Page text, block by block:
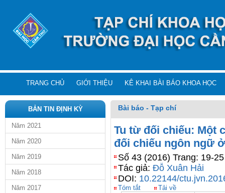
TRANG CHỦ GIỚI THIỆU KÊ KHAI BÀI BÁO KHOA HỌC
BẢN TIN ĐỊNH KỲ
Năm 2021
Năm 2020
Năm 2019
Năm 2018
Năm 2017
Bài báo - Tạp chí
Tu từ đối chiếu: Một
đối chiếu ngôn ngữ
Số 43 (2016) Trang: 19-25
Tác giả: Đỗ Xuân Hải
DOI: 10.22144/
Tóm tắt
Tải về